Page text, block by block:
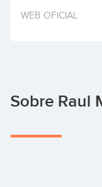
Invertir
WEB OFICIAL
Sobre Raul